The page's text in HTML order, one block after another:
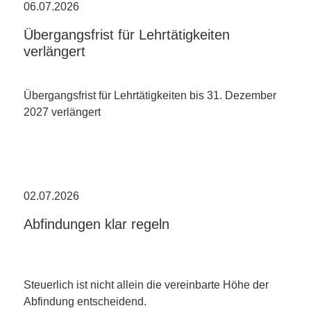
06.07.2026
Übergangsfrist für Lehrtätigkeiten
verlängert
Übergangsfrist für Lehrtätigkeiten bis 31. Dezember
2027 verlängert
02.07.2026
Abfindungen klar regeln
Steuerlich ist nicht allein die vereinbarte Höhe der
Abfindung entscheidend.